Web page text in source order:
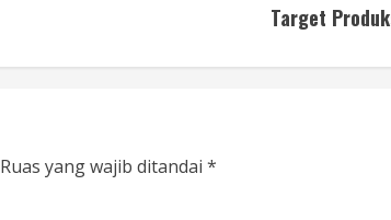
Target
Ruas yang wajib ditandai *